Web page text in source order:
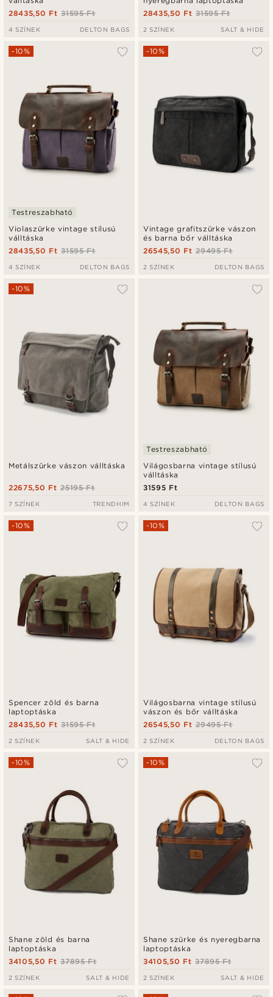
31595 Ft
28435,50 Ft
4 SZÍNEK DELTON BAGS
31595 Ft
28435,50 Ft
2 SZÍNEK SALT & HIDE
Violaszürke vintage stílusú
válltáska
-10%
Testreszabható
31595 Ft
28435,50 Ft
4 SZÍNEK DELTON BAGS
Vintage grafitszürke vászon
és barna bőr válltáska
-10%
29495 Ft
26545,50 Ft
2 SZÍNEK DELTON BAGS
Metálszürke vászon válltáska
-10%
25195 Ft
22675,50 Ft
7 SZÍNEK TRENDHIM
Világosbarna vintage stílusú
válltáska
Testreszabható
31595 Ft
4 SZÍNEK DELTON BAGS
Spencer zöld és barna
laptoptáska
-10%
31595 Ft
28435,50 Ft
2 SZÍNEK SALT & HIDE
Világosbarna vintage stílusú
vászon és bőr válltáska
-10%
29495 Ft
26545,50 Ft
2 SZÍNEK DELTON BAGS
Shane zöld és barna
laptoptáska
-10%
37895 Ft
34105,50 Ft
2 SZÍNEK SALT & HIDE
Shane szürke és nyeregbarna
laptoptáska
-10%
37895 Ft
34105,50 Ft
2 SZÍNEK SALT & HIDE